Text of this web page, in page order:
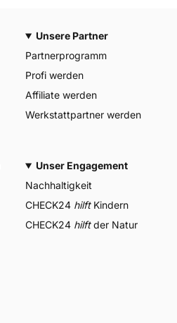
Unsere Partner
Partnerprogramm
Profi werden
Affiliate werden
Werkstattpartner werden
Unser Engagement
Nachhaltigkeit
CHECK24 hilftKindern
CHECK24 hilftder Natur